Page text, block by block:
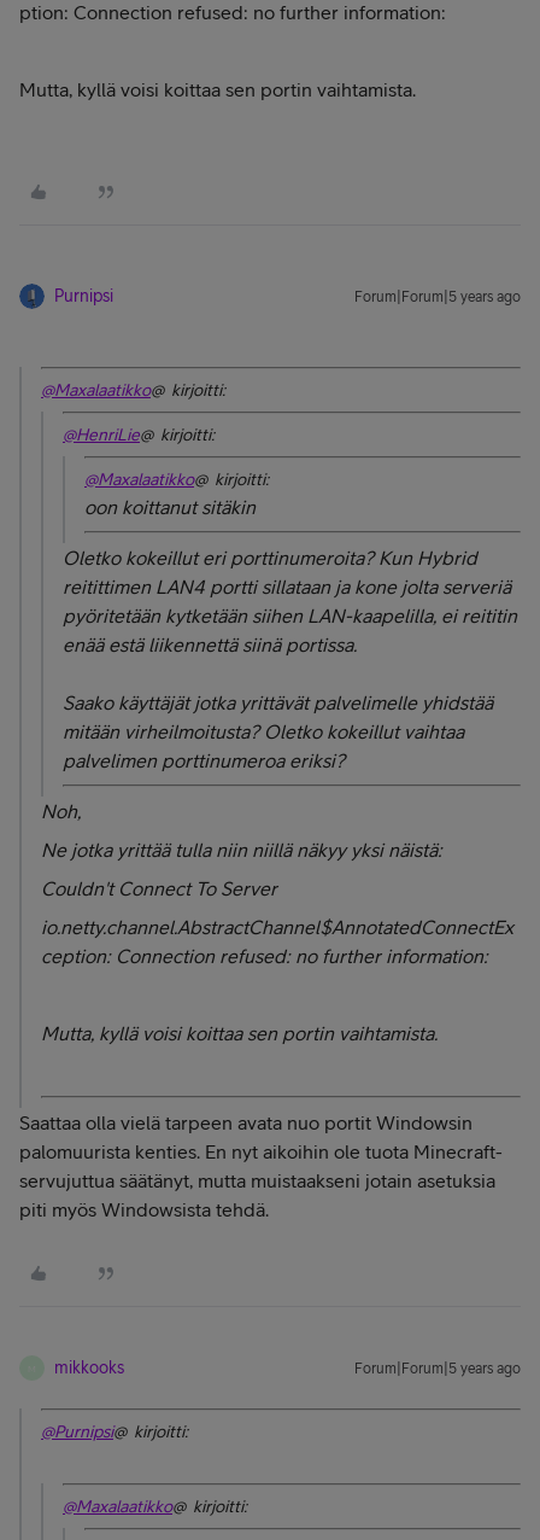
ption: Connection refused: no further information:
Mutta, kyllä voisi koittaa sen portin vaihtamista.
Purnipsi Forum|Forum|5 years ago
@Maxalaatikko@ kirjoitti:
@HenriLie@ kirjoitti:
@Maxalaatikko@ kirjoitti:
oon koittanut sitäkin
Oletko kokeillut eri porttinumeroita? Kun Hybrid
reitittimen LAN4 portti sillataan ja kone jolta serveriä
pyöritetään kytketään siihen LAN-kaapelilla, ei reititin
enää estä liikennettä siinä portissa.
Saako käyttäjät jotka yrittävät palvelimelle yhidstää
mitään virheilmoitusta? Oletko kokeillut vaihtaa
palvelimen porttinumeroa eriksi?
Noh,
Ne jotka yrittää tulla niin niillä näkyy yksi näistä:
Couldn't Connect To Server
io.netty.channel.AbstractChannel$AnnotatedConnectEx
ception: Connection refused: no further information:
Mutta, kyllä voisi koittaa sen portin vaihtamista.
Saattaa olla vielä tarpeen avata nuo portit Windowsin
palomuurista kenties. En nyt aikoihin ole tuota Minecraft-
servujuttua säätänyt, mutta muistaakseni jotain asetuksia
piti myös Windowsista tehdä.
mikkooks Forum|Forum|5 years ago
@Purnipsi@ kirjoitti:
@Maxalaatikko@ kirjoitti: